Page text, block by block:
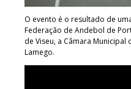
O evento é o resultado de
Federação de Andebol de
de Viseu, a Câmara
Lamego.